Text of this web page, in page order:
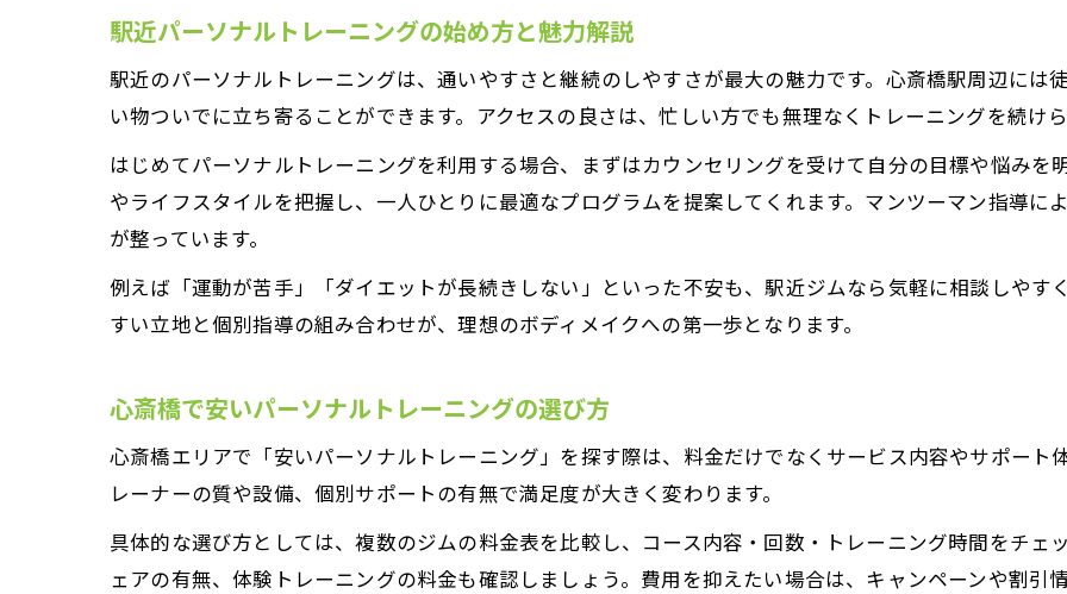
個別サポートで安心なジム選びのコツ
女性専用パーソナルジムのメリット解説
ダイエット成功なら個別サポートが鍵に
目標達成を支えるパーソナルトレーニングの実例
パーソナルトレーニング初心者向けサポート内容
心斎橋駅近ジムで始めるパーソナル初体験
駅近パーソナルトレーニングの始め方と魅力解説
駅近のパーソナルトレーニングは、通いやすさと継続のしやすさが最大の魅力です。心斎橋駅周辺には
い物ついでに立ち寄ることができます。アクセスの良さは、忙しい方でも無理なくトレーニングを続け
はじめてパーソナルトレーニングを利用する場合、まずはカウンセリングを受けて自分の目標や悩みを
やライフスタイルを把握し、一人ひとりに最適なプログラムを提案してくれます。マンツーマン指導に
が整っています。
例えば「運動が苦手」「ダイエットが長続きしない」といった不安も、駅近ジムなら気軽に相談しやす
すい立地と個別指導の組み合わせが、理想のボディメイクへの第一歩となります。
心斎橋で安いパーソナルトレーニングの選び方
心斎橋エリアで「安いパーソナルトレーニング」を探す際は、料金だけでなくサービス内容やサポート
レーナーの質や設備、個別サポートの有無で満足度が大きく変わります。
具体的な選び方としては、複数のジムの料金表を比較し、コース内容・回数・トレーニング時間をチェ
ェアの有無、体験トレーニングの料金も確認しましょう。費用を抑えたい場合は、キャンペーンや割引